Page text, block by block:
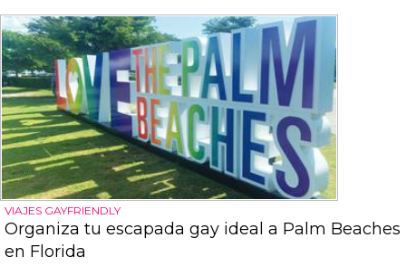
VIAJES GAYFRIENDLY
Organiza tu escapada gay ideal a Palm Beaches
en Florida